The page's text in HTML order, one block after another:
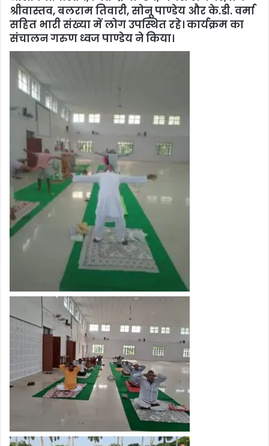
श्रीवास्तव, बलराम तिवारी, सोनू पाण्डेय और के.डी. वर्मा
सहित भारी संख्या में लोग उपस्थित रहे। कार्यक्रम का
संचालन गरुण ध्वज पाण्डेय ने किया।